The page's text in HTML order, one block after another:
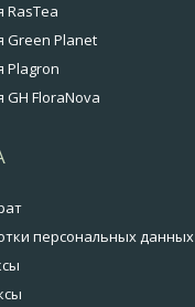
RasTea
Green Planet
Plagron
FloraNova
персональных данных